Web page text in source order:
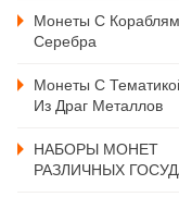
Монеты С
Серебра
Монеты С
Из Драг Металлов
НАБОРЫ МОНЕТ
РАЗЛИЧНЫХ